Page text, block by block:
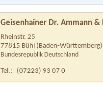
Geisenhainer Dr. Ammann &
Rheinstr. 25
77815 Bühl (Baden-Württemberg)
Bundesrepublik Deutschland
Tel.: (07223) 93 07 0